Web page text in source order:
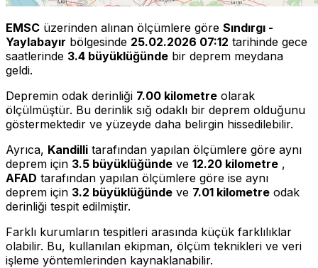
EMSC üzerinden alınan ölçümlere göre Sındırgı -
Yaylabayır bölgesinde 25.02.2026 07:12 tarihinde gece
saatlerinde 3.4 büyüklüğünde bir deprem meydana
geldi.
Depremin odak derinliği 7.00 kilometre olarak
ölçülmüştür. Bu derinlik sığ odaklı bir deprem olduğunu
göstermektedir ve yüzeyde daha belirgin hissedilebilir.
Ayrıca, Kandilli tarafından yapılan ölçümlere göre aynı
deprem için 3.5 büyüklüğünde ve 12.20 kilometre ,
AFAD tarafından yapılan ölçümlere göre ise aynı
deprem için 3.2 büyüklüğünde ve 7.01 kilometre odak
derinliği tespit edilmiştir.
Farklı kurumların tespitleri arasında küçük farklılıklar
olabilir. Bu, kullanılan ekipman, ölçüm teknikleri ve veri
işleme yöntemlerinden kaynaklanabilir.